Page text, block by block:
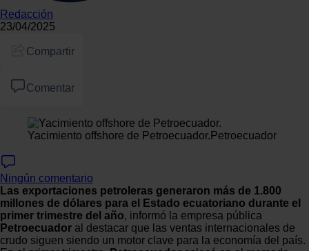
Redacción
23/04/2025
Compartir
Comentar
Yacimiento offshore de Petroecuador. Petroecuador
Ningún comentario
Las exportaciones petroleras generaron más de 1.800
millones de dólares para el Estado ecuatoriano durante el
primer trimestre del año, informó la empresa pública
Petroecuador al destacar que las ventas internacionales de
crudo siguen siendo un motor clave para la economía del país.